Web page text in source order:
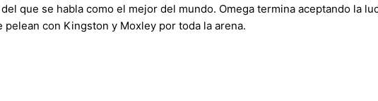
que se habla como el mejor del mundo. Omega termina aceptando la
con Kingston y Moxley por toda la arena.